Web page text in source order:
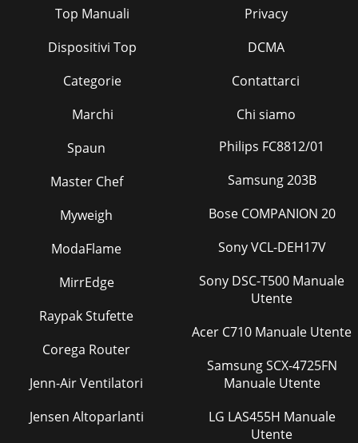
Top Manuali
Dispositivi Top
Categorie
Marchi
Privacy
DCMA
Contattarci
Chi siamo
Spaun
Master Chef
Myweigh
ModaFlame
MirrEdge
Raypak Stufette
Corega Router
Jenn-Air Ventilatori
Jensen Altoparlanti
Philips FC8812/01
Samsung 203B
Bose COMPANION 20
Sony VCL-DEH17V
Sony DSC-T500 Manuale
Utente
Acer C710 Manuale Utente
Samsung SCX-4725FN
Manuale Utente
LG LAS455H Manuale
Utente